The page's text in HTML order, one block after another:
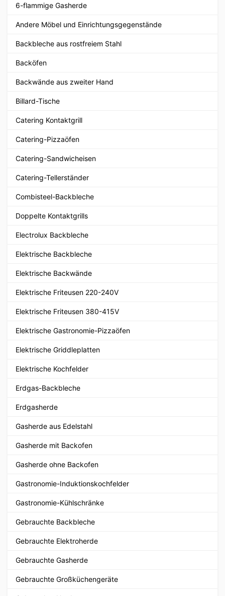
6-flammige Gasherde
Andere Möbel und Einrichtungsgegenstände
Backbleche aus rostfreiem Stahl
Backöfen
Backwände aus zweiter Hand
Billard-Tische
Catering Kontaktgrill
Catering-Pizzaöfen
Catering-Sandwicheisen
Catering-Tellerständer
Combisteel-Backbleche
Doppelte Kontaktgrills
Electrolux Backbleche
Elektrische Backbleche
Elektrische Backwände
Elektrische Friteusen 220-240V
Elektrische Friteusen 380-415V
Elektrische Gastronomie-Pizzaöfen
Elektrische Griddleplatten
Elektrische Kochfelder
Erdgas-Backbleche
Erdgasherde
Gasherde aus Edelstahl
Gasherde mit Backofen
Gasherde ohne Backofen
Gastronomie-Induktionskochfelder
Gastronomie-Kühlschränke
Gebrauchte Backbleche
Gebrauchte Elektroherde
Gebrauchte Gasherde
Gebrauchte Großküchengeräte